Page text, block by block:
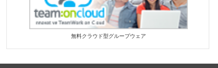
無料クラウド型グループウェア